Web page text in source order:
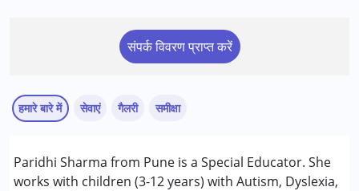
संपर्क विवरण प्राप्त करें
हमारे बारे में
Paridhi Sharma from Pune is a Special Educator. She
works with children (3-12 years) with Autism, Dyslexia,
सेवाएं
स्पेशल एजुकेशन
गैलरी समीक्षा